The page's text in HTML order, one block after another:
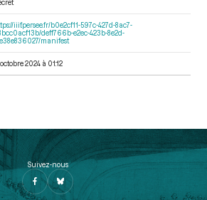
iiif.persee.fr/b0e2cf11-597c-427d-8ac7-
deff766b-e2ec-423b-8e2d-
manifest
octobre 2024 à 01:12
Suivez-nous